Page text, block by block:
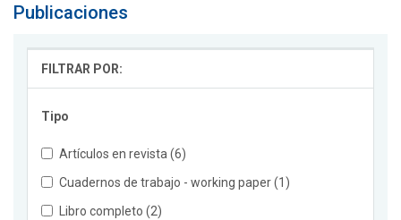
Publicaciones
FILTRAR POR:
Tipo
Artículos en revista (6)
Cuadernos de trabajo - working paper (1)
Libro completo (2)